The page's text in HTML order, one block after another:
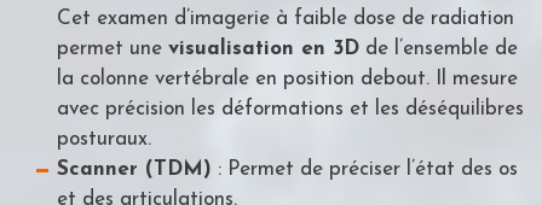
Cet examen d’imagerie à faible dose de radiation
permet une visualisation en 3D de l’ensemble de
la colonne vertébrale en position debout. Il mesure
avec précision les déformations et les déséquilibres
posturaux.
Scanner (TDM) : Permet de préciser l’état des os
et des articulations.